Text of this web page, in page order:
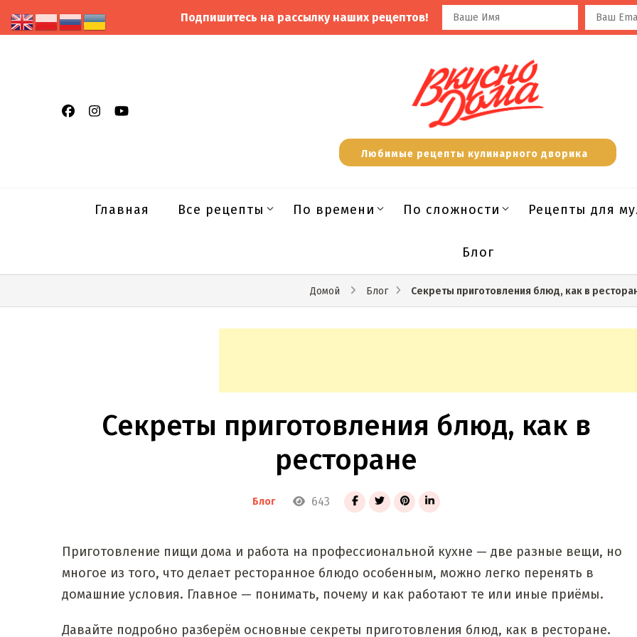
Подпишитесь на рассылку наших рецептов!
Любимые рецепты кулинарного дворика
Главная Все рецепты По времени По сложности Рецепты для
Блог
Домой Блог Секреты приготовления блюд, как в
Секреты приготовления блюд, как в
ресторане
Блог 643
Приготовление пищи дома и работа на профессиональной кухне — две разные вещи, но
многое из того, что делает ресторанное блюдо особенным, можно легко перенять в
домашние условия. Главное — понимать, почему и как работают те или иные приёмы.
Давайте подробно разберём основные секреты приготовления блюд, как в ресторане.